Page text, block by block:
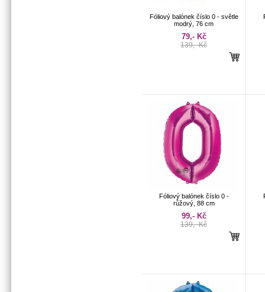
Fóliový balónek číslo 0 - světle
modrý, 76 cm
79,- Kč
139,- Kč
Fóliový balónek číslo 0 -
růžový, 88 cm
99,- Kč
139,- Kč